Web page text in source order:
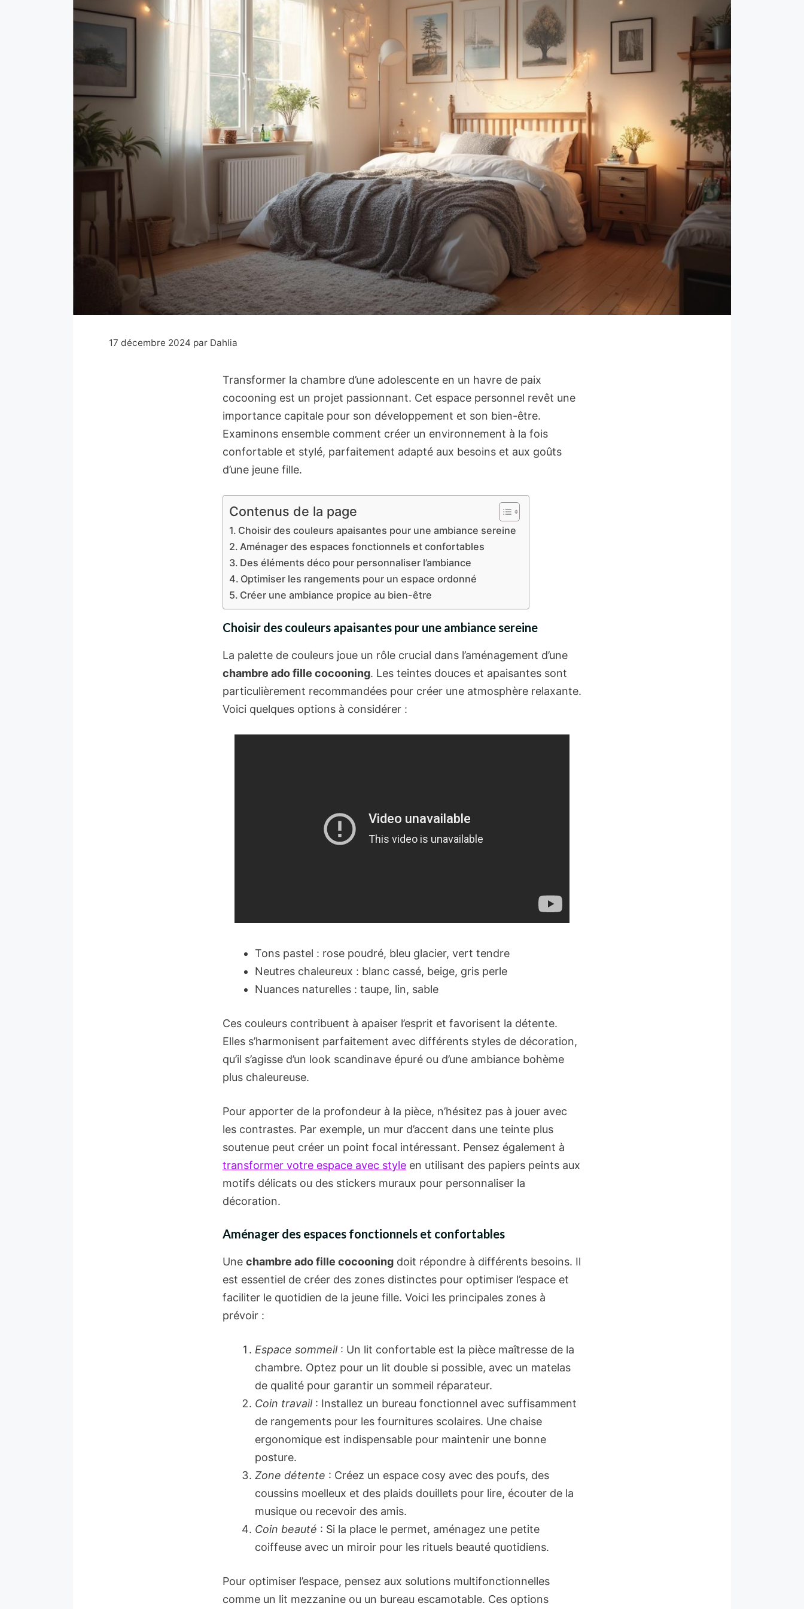
17 décembre 2024 par Dahlia
Transformer la chambre d’une adolescente en un havre de paix
cocooning est un projet passionnant. Cet espace personnel revêt une
importance capitale pour son développement et son bien-être.
Examinons ensemble comment créer un environnement à la fois
confortable et stylé, parfaitement adapté aux besoins et aux goûts
d’une jeune fille.
Contenus de la page
Choisir des couleurs apaisantes pour une ambiance sereine
Aménager des espaces fonctionnels et confortables
Des éléments déco pour personnaliser l’ambiance
Optimiser les rangements pour un espace ordonné
Créer une ambiance propice au bien-être
Choisir des couleurs apaisantes pour une ambiance sereine
La palette de couleurs joue un rôle crucial dans l’aménagement d’une
chambre ado fille cocooning. Les teintes douces et apaisantes sont
particulièrement recommandées pour créer une atmosphère relaxante.
Voici quelques options à considérer :
Tons pastel : rose poudré, bleu glacier, vert tendre
Neutres chaleureux : blanc cassé, beige, gris perle
Nuances naturelles : taupe, lin, sable
Ces couleurs contribuent à apaiser l’esprit et favorisent la détente.
Elles s’harmonisent parfaitement avec différents styles de décoration,
qu’il s’agisse d’un look scandinave épuré ou d’une ambiance bohème
plus chaleureuse.
Pour apporter de la profondeur à la pièce, n’hésitez pas à jouer avec
les contrastes. Par exemple, un mur d’accent dans une teinte plus
soutenue peut créer un point focal intéressant. Pensez également à
transformer votre espace avec style en utilisant des papiers peints aux
motifs délicats ou des stickers muraux pour personnaliser la
décoration.
Aménager des espaces fonctionnels et confortables
Une chambre ado fille cocooning doit répondre à différents besoins. Il
est essentiel de créer des zones distinctes pour optimiser l’espace et
faciliter le quotidien de la jeune fille. Voici les principales zones à
prévoir :
Espace sommeil: Un lit confortable est la pièce maîtresse de la
chambre. Optez pour un lit double si possible, avec un matelas
de qualité pour garantir un sommeil réparateur.
Coin travail: Installez un bureau fonctionnel avec suffisamment
de rangements pour les fournitures scolaires. Une chaise
ergonomique est indispensable pour maintenir une bonne
posture.
Zone détente : Créez un espace cosy avec des poufs, des
coussins moelleux et des plaids douillets pour lire, écouter de la
musique ou recevoir des amis.
Coin beauté : Si la place le permet, aménagez une petite
coiffeuse avec un miroir pour les rituels beauté quotidiens.
Pour optimiser l’espace, pensez aux solutions multifonctionnelles
comme un lit mezzanine ou un bureau escamotable. Ces options